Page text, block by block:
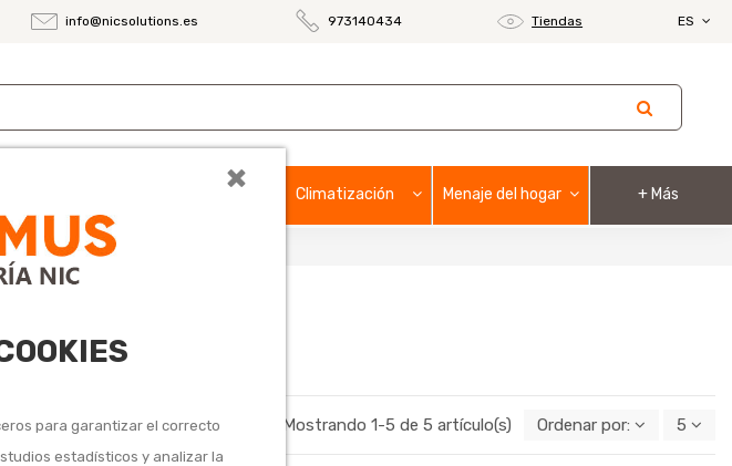
×
para garantizar el correcto
estadísticos y analizar la
info@nicsolutions.es 973140434 Tiendas ES
Climatización Menaje del hogar + Más
Mostrando 1-5 de 5 artículo(s) Ordenar por: 5